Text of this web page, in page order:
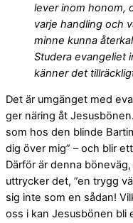
lever inom honom,
varje handling och
minne kunna
Studera evangeliet
känner det
Det är umgänget med
ger näring åt
som hos den blinde
dig över mig” – och blir
Därför är denna
uttrycker det, ”en trygg
sig inte som en sådan!
oss i kan Jesusbönen bli